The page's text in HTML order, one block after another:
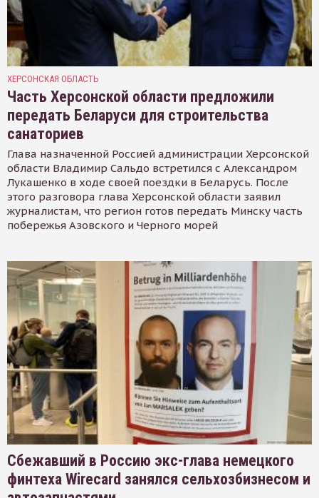
ХЕРСОНСКАЯ ОБЛАСТЬ
Часть Херсонской области предложили
передать Беларуси для строительства
санаториев
Глава назначенной Россией администрации Херсонской
области Владимир Сальдо встретился с Александром
Лукашенко в ходе своей поездки в Беларусь. После
этого разговора глава Херсонской области заявил
журналистам, что регион готов передать Минску часть
побережья Азовского и Черного морей
Сбежавший в Россию экс-глава немецкого
финтеха Wirecard занялся сельхозбизнесом и